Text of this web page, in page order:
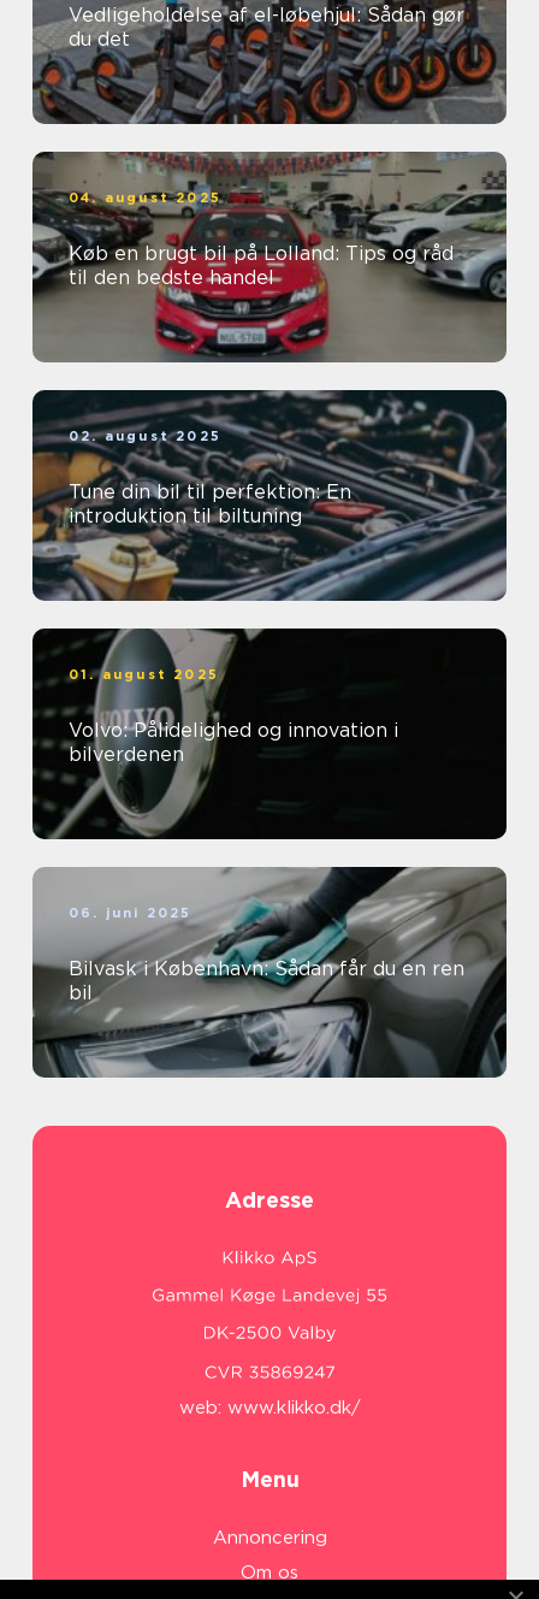
Vedligeholdelse af el-løbehjul: Sådan gør
du det
04. august 2025
Køb en brugt bil på Lolland: Tips og råd
til den bedste handel
02. august 2025
Tune din bil til perfektion: En
introduktion til biltuning
01. august 2025
Volvo: Pålidelighed og innovation i
bilverdenen
06. juni 2025
Bilvask i København: Sådan får du en ren
bil
Adresse
web: www.klikko.dk/
Menu
Annoncering
Om os